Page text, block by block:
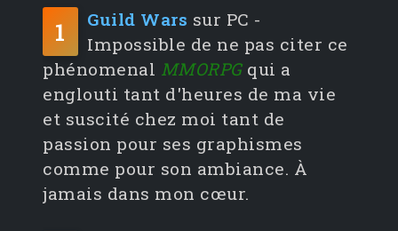
1 Guild Wars sur PC -
Impossible de ne pas citer ce
phénomenal MMORPG qui a
englouti tant d'heures de ma vie
et suscité chez moi tant de
passion pour ses graphismes
comme pour son ambiance. À
jamais dans mon cœur.